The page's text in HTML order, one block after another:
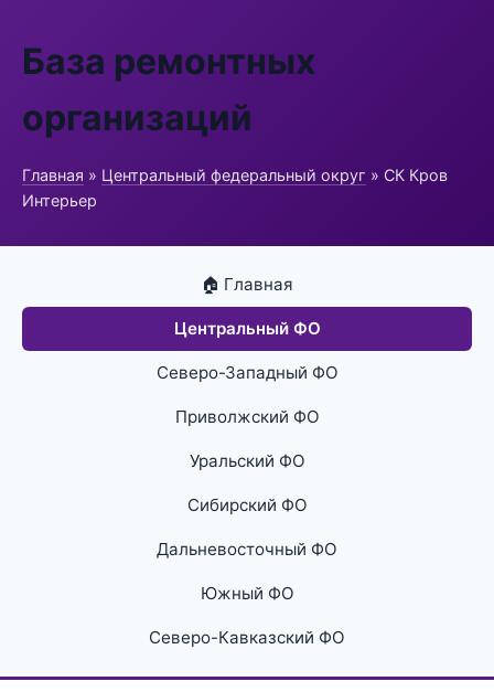
База ремонтных
организаций
Главная » Центральный федеральный округ » СК Кров
Интерьер
🏠 Главная
Центральный ФО
Северо-Западный ФО
Приволжский ФО
Уральский ФО
Сибирский ФО
Дальневосточный ФО
Южный ФО
Северо-Кавказский ФО